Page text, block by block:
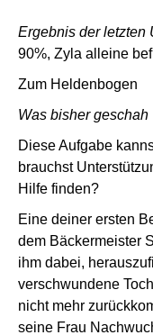
Ergebnis der letzten
90%, Zyla alleine
Zum Heldenbogen
Was bisher geschah
Diese Aufgabe
brauchst
Hilfe finden?
Eine deiner ersten
dem Bäckermeister
ihm dabei,
verschwundene
nicht mehr
seine Frau